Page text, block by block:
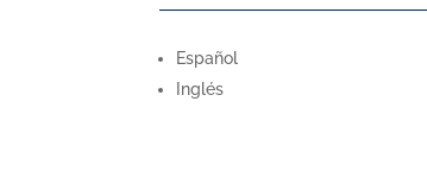
Español
Inglés